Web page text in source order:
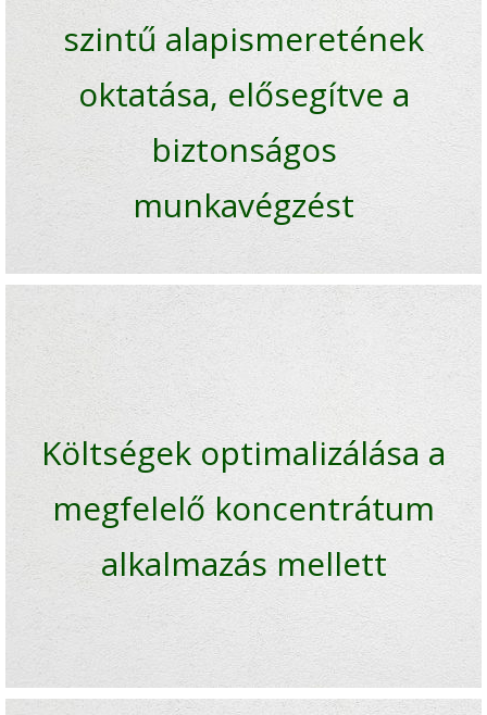
szintű alapismeretének
oktatása, elősegítve a
biztonságos
munkavégzést
Költségek optimalizálása a
megfelelő koncentrátum
alkalmazás mellett